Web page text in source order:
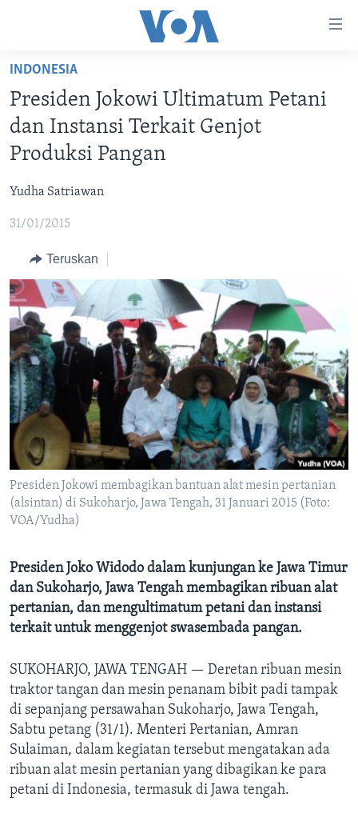
Akses
Lanjut
ke
Konten
Utama
ke
Utama
Lanjut
Pencarian
BERANDA
DUNIA
VIDEO
DAFTAR PROGRAM
IKUTI KAMI
Bahasa-bahasa
INDONESIA
Presiden Jokowi Ultimatum Petani
dan Instansi Terkait Genjot
Produksi Pangan
Yudha Satriawan
31/01/2015
Teruskan
Presiden Jokowi membagikan bantuan alat mesin pertanian
(alsintan) di Sukoharjo, Jawa Tengah, 31 Januari 2015 (Foto:
VOA/Yudha)
Presiden Joko Widodo dalam kunjungan ke Jawa Timur
dan Sukoharjo, Jawa Tengah membagikan ribuan alat
pertanian, dan mengultimatum petani dan instansi
terkait untuk menggenjot swasembada pangan.
SUKOHARJO, JAWA TENGAH — Deretan ribuan mesin
traktor tangan dan mesin penanam bibit padi tampak
di sepanjang persawahan Sukoharjo, Jawa Tengah,
Sabtu petang (31/1). Menteri Pertanian, Amran
Sulaiman, dalam kegiatan tersebut mengatakan ada
ribuan alat mesin pertanian yang dibagikan ke para
petani di Indonesia, termasuk di Jawa tengah.